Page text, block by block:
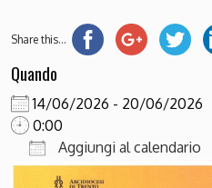
Share this...
Quando
14/06/2026 - 20/06/2026
0:00
Aggiungi al calendario
Download ICS